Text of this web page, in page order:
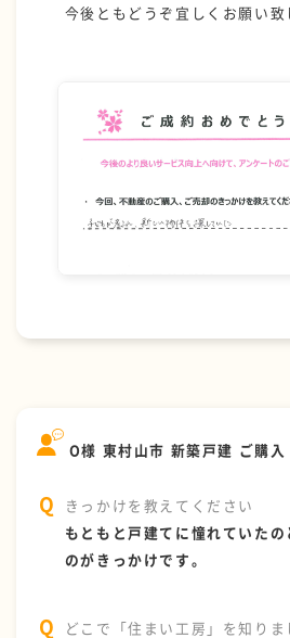
今後ともどうぞ宜しくお願い致
O様 東村山市 新築戸建 ご購入
きっかけを教えてください
もともと戸建てに憧れていた
のがきっかけです。
どこで「住まい工房」を知りま